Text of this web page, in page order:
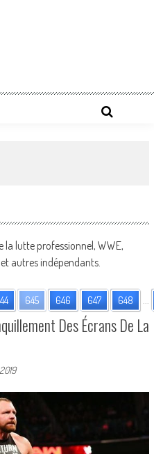
la lutte professionnel, WWE,
autres indépendants.
645 646 647 648 ...
Des Écrans De La